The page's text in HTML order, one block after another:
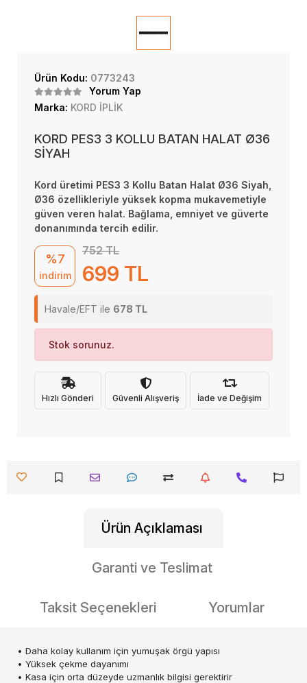
Ürün Kodu: 0773243
Yorum Yap
Marka: KORD İPLİK
KORD PES3 3 KOLLU BATAN HALAT Ø36
SİYAH
Kord üretimi PES3 3 Kollu Batan Halat Ø36 Siyah,
Ø36 özellikleriyle yüksek kopma mukavemetiyle
güven veren halat. Bağlama, emniyet ve güverte
donanımında tercih edilir.
%7
indirim
752 TL
699 TL
Havale/EFT ile 678 TL
Stok sorunuz.
Hızlı Gönderi Güvenli Alışveriş İade ve Değişim
Ürün Açıklaması
Garanti ve Teslimat
Taksit Seçenekleri Yorumlar
• Daha kolay kullanım için yumuşak örgü yapısı
• Yüksek çekme dayanımı
• Kasa için orta düzeyde uzmanlık bilgisi gerektirir